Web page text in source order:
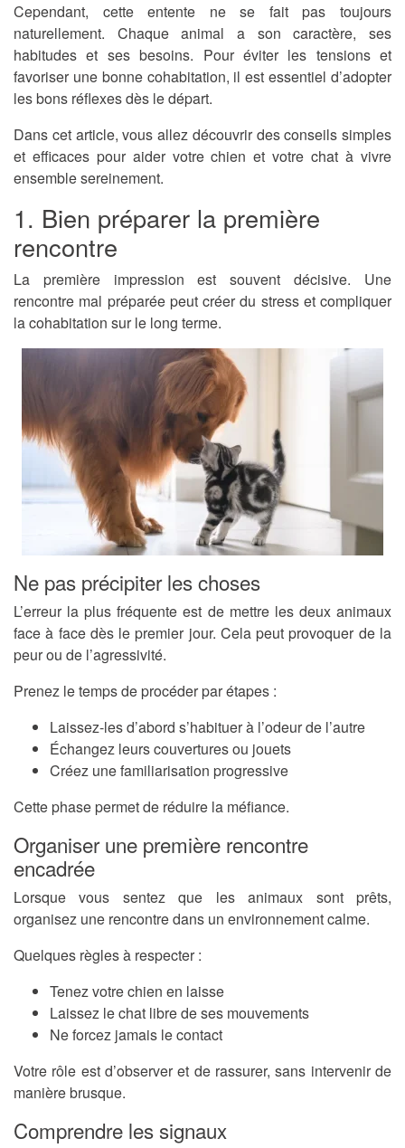
Cependant, cette entente ne se fait pas toujours
naturellement. Chaque animal a son caractère, ses
habitudes et ses besoins. Pour éviter les tensions et
favoriser une bonne cohabitation, il est essentiel d’adopter
les bons réflexes dès le départ.
Dans cet article, vous allez découvrir des conseils simples
et efficaces pour aider votre chien et votre chat à vivre
ensemble sereinement.
1. Bien préparer la première
rencontre
La première impression est souvent décisive. Une
rencontre mal préparée peut créer du stress et compliquer
la cohabitation sur le long terme.
Ne pas précipiter les choses
L’erreur la plus fréquente est de mettre les deux animaux
face à face dès le premier jour. Cela peut provoquer de la
peur ou de l’agressivité.
Prenez le temps de procéder par étapes :
Laissez-les d’abord s’habituer à l’odeur de l’autre
Échangez leurs couvertures ou jouets
Créez une familiarisation progressive
Cette phase permet de réduire la méfiance.
Organiser une première rencontre
encadrée
Lorsque vous sentez que les animaux sont prêts,
organisez une rencontre dans un environnement calme.
Quelques règles à respecter :
Tenez votre chien en laisse
Laissez le chat libre de ses mouvements
Ne forcez jamais le contact
Votre rôle est d’observer et de rassurer, sans intervenir de
manière brusque.
Comprendre les signaux